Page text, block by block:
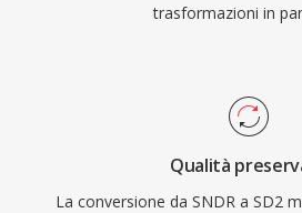
trasformazioni in
Qualità
La conversione da SNDR a SD2